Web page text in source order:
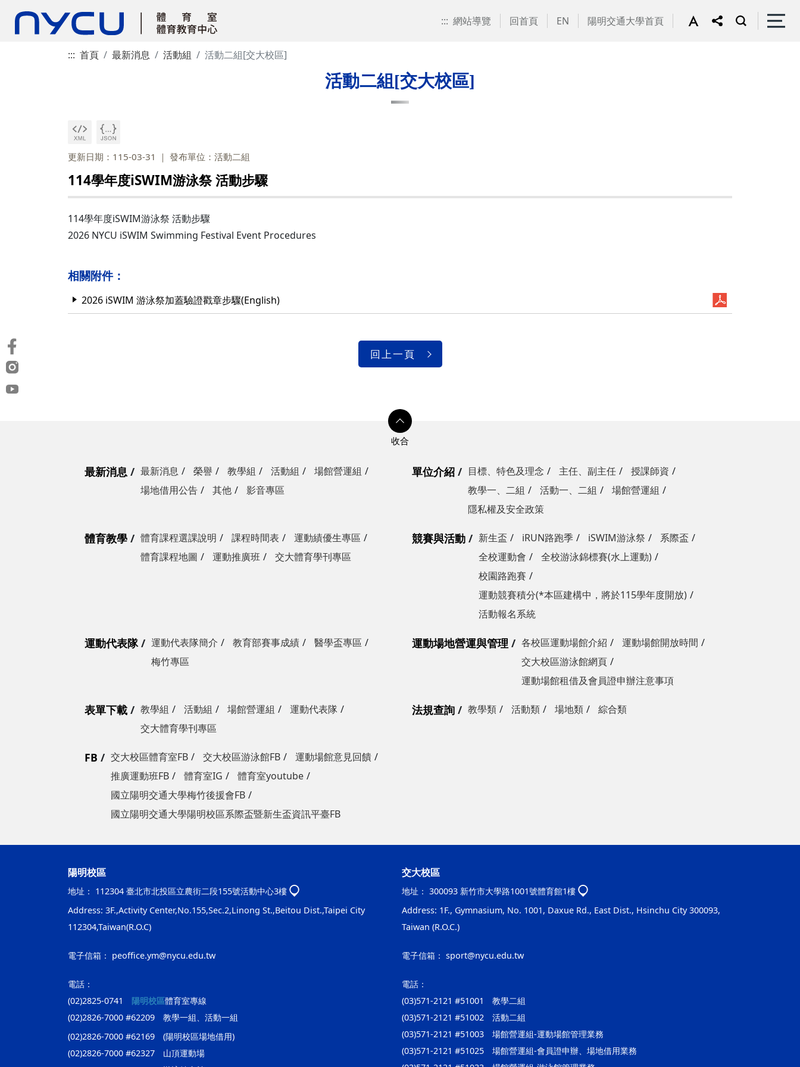
::: 網站導覽 回首頁 EN 陽明交通大學首頁
::: 首頁 最新消息 活動組 活動二組[交大校區]
活動二組[交大校區]
更新日期：115-03-31 發布單位：活動二組
114學年度iSWIM游泳祭 活動步驟
114學年度iSWIM游泳祭 活動步驟
2026 NYCU iSWIM Swimming Festival Event Procedures
相關附件：
2026 iSWIM 游泳祭加蓋驗證戳章步驟(English)
回上一頁
最新消息 最新消息 榮譽 教學組 活動組
場館營運組
場地借用公告
其他 影音專區
單位介紹 目標、特色及理念 主任、副主任
授課師資
教學一、二組
活動一、二組
場館營運組
隱私權及安全政策
體育教學 體育課程選課說明 課程時間表
運動績優生專區
體育課程地圖
運動推廣班 交大體育學刊專區
競賽與活動 新生盃 iRUN路跑季 iSWIM游泳祭
系際盃
全校運動會
全校游泳錦標賽(水上運動)
校園路跑賽
運動競賽積分(*本區建構中，將於115學年度開放)
活動報名系統
運動代表隊 運動代表隊簡介 教育部賽事成績
醫學盃專區
梅竹專區
運動場地營運與管理 各校區運動場館介紹
運動場館開放時間
交大校區游泳館網頁
運動場館租借及會員證申辦注意事項
表單下載 教學組 活動組 場館營運組
運動代表隊
交大體育學刊專區
法規查詢 教學類 活動類 場地類 綜合類
FB 交大校區體育室FB 交大校區游泳館FB
運動場館意見回饋
推廣運動班FB
體育室IG
體育室youtube
國立陽明交通大學梅竹後援會FB
國立陽明交通大學陽明校區系際盃暨新生盃資訊平臺FB
陽明校區
地址： 112304 臺北市北投區立農街二段155號活動中心3樓
Address: 3F.,Activity Center,No.155,Sec.2,Linong St.,Beitou Dist.,Taipei City
112304,Taiwan(R.O.C)
電子信箱： peoffice.ym@nycu.edu.tw
電話：
(02)2825-0741 陽明校區體育室專線
(02)2826-7000 #62209 教學一組、活動一組
(02)2826-7000 #62169 (陽明校區場地借用)
(02)2826-7000 #62327 山頂運動場
交大校區
地址： 300093 新竹市大學路1001號體育館1樓
Address: 1F., Gymnasium, No. 1001, Daxue Rd., East Dist., Hsinchu City 300093,
Taiwan (R.O.C.)
電子信箱： sport@nycu.edu.tw
電話：
(03)571-2121 #51001 教學二組
(03)571-2121 #51002 活動二組
(03)571-2121 #51003 場館營運組-運動場館管理業務
(03)571-2121 #51025 場館營運組-會員證申辦、場地借用業務